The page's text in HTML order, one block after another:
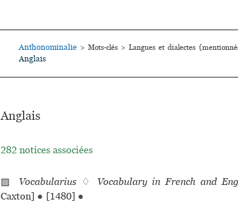
Anthonominalie > Mots-clés > Langues et dialectes
Anglais
Anglais
282 notices associées
▨ Vocabularius ♢ Vocabulary in French and
Caxton] ● [1480] ●